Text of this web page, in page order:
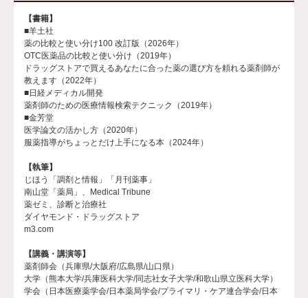
【書籍】
■羊土社
薬の比較と使い分け100 改訂版（2026年）
OTC医薬品の比較と使い分け（2019年）
ドラッグストアで買えるあなたに合った薬の選び方を頼れる薬剤師が
教えます（2022年）
■日経メディカル開発
薬剤師のための医療情報検索テクニック（2019年）
■金芳堂
医学論文の活かし方（2020年）
服薬指導がちょっとだけ上手になる本（2024年）
【執筆】
じほう「調剤と情報」「月刊薬事」
南山堂「薬局」、Medical Tribune
薬ゼミ、診断と治療社
ダイヤモンド・ドラッグストア
m3.com
【講義・講演等】
薬剤師会（兵庫県/大阪府/広島県/山口県）
大学（熊本大学/兵庫医科大学/同志社女子大学/和歌山県立医科大学）
学会（日本医療薬学会/日本薬局学会/プライマリ・ケア連合学会/日本